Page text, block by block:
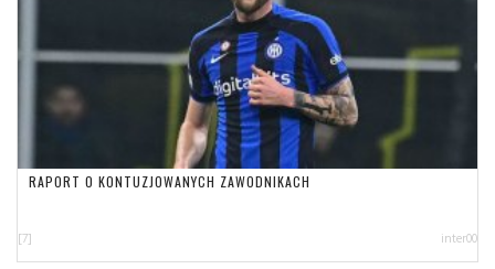
RAPORT O KONTUZJOWANYCH ZAWODNIKACH
[7] inter00